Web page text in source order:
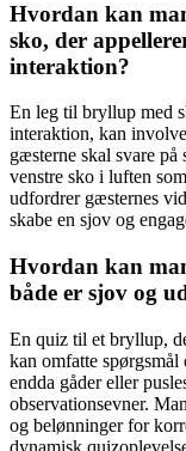
Hvordan kan
sko, der
interaktion?
En leg til bryllup med
interaktion, kan
gæsterne skal svare
venstre sko i luften
udfordrer gæsternes
skabe en sjov og
Hvordan kan
både er sjov og
En quiz til et bryllup,
kan omfatte spørgsmål
endda gåder eller
observationsevner.
og belønninger for
dynamisk